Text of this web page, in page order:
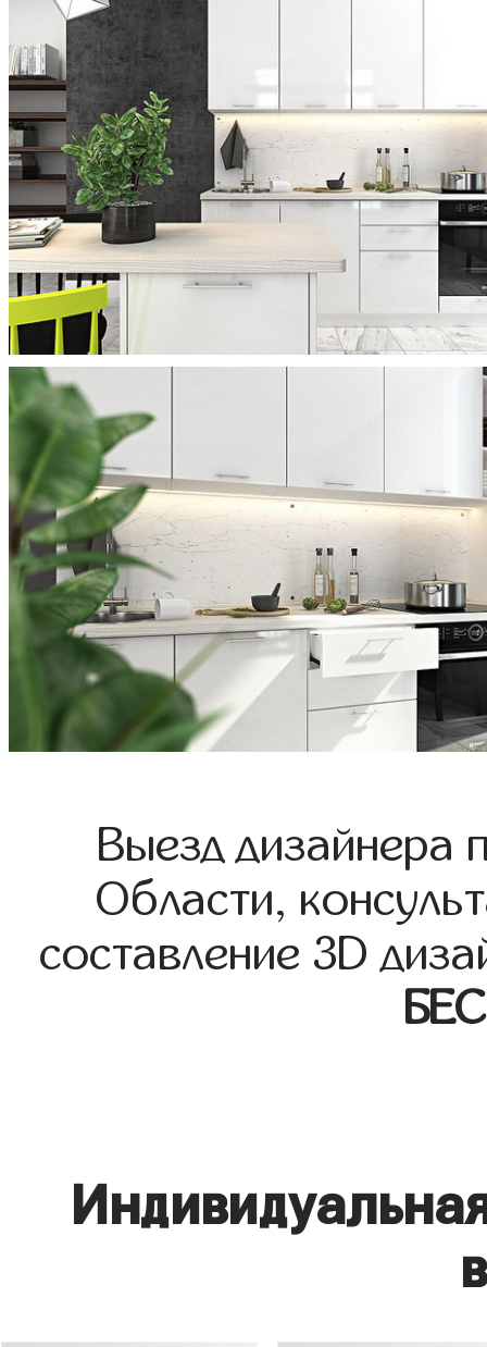
Выезд дизайнера
Области,
составление 3D